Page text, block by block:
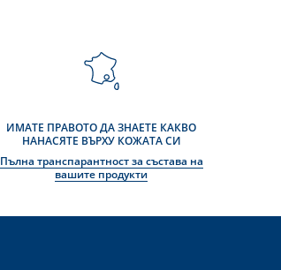
ИМАТЕ ПРАВОТО ДА ЗНАЕТЕ КАКВО
НАНАСЯТЕ ВЪРХУ КОЖАТА СИ
Пълна транспарантност за състава на
вашите продукти